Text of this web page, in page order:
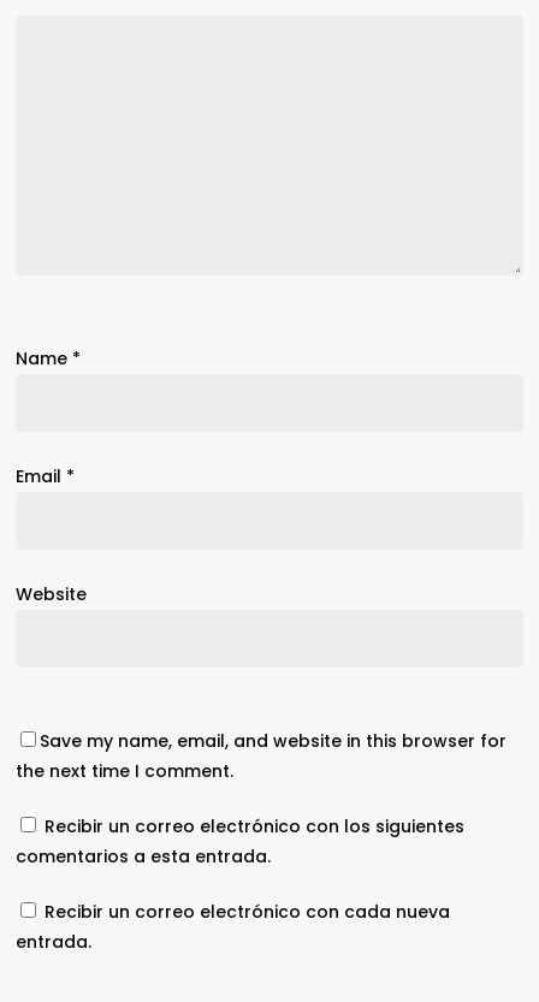
Name *
Email *
Website
Save my name, email, and website in this browser for
the next time I comment.
Recibir un correo electrónico con los siguientes
comentarios a esta entrada.
Recibir un correo electrónico con cada nueva
entrada.